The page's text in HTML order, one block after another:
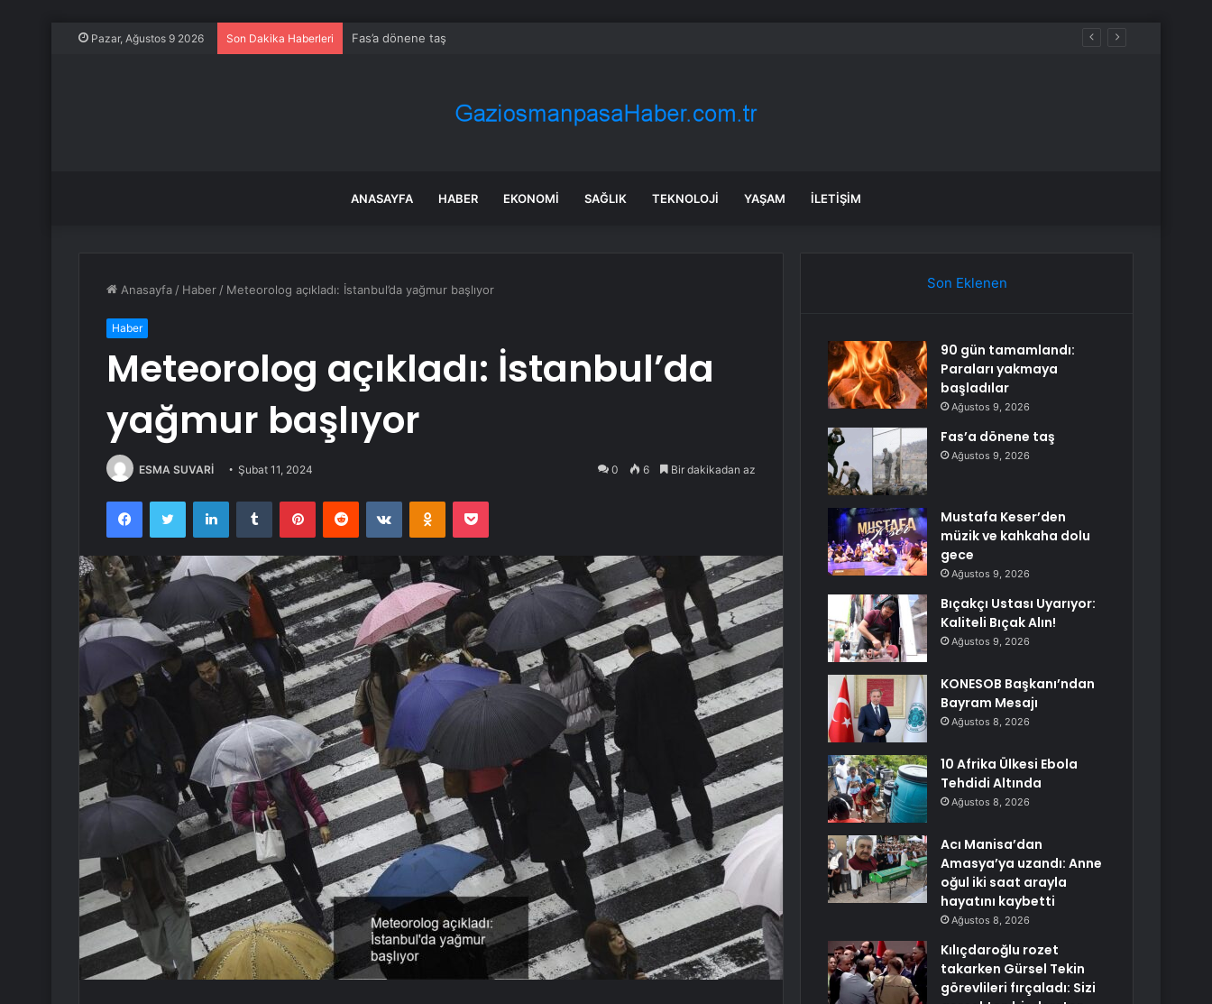
Pazar, Ağustos 9 2026 Son Dakika Haberleri Fas’a dönene taş
ANASAYFA HABER EKONOMI SAĞLIK TEKNOLOJI YAŞAM İLETIŞIM
Anasayfa / Haber / Meteorolog açıkladı: İstanbul’da yağmur başlıyor
Haber
Meteorolog açıkladı: İstanbul’da
yağmur başlıyor
ESMA SUVARİ Şubat 11, 2024 0 6 Bir dakikadan az
FacebookTwitter LinkedInTumblr PinterestReddit VKontakteOdnoklassniki
Pocket
Son Eklenen
90 gün tamamlandı:
Paraları yakmaya
başladılar
Ağustos 9, 2026
Fas’a dönene taş
Ağustos 9, 2026
Mustafa Keser’den
müzik ve kahkaha dolu
gece
Ağustos 9, 2026
Bıçakçı Ustası Uyarıyor:
Kaliteli Bıçak Alın!
Ağustos 9, 2026
KONESOB Başkanı’ndan
Bayram Mesajı
Ağustos 8, 2026
10 Afrika Ülkesi Ebola
Tehdidi Altında
Ağustos 8, 2026
Acı Manisa’dan
Amasya’ya uzandı: Anne
oğul iki saat arayla
hayatını kaybetti
Ağustos 8, 2026
Kılıçdaroğlu rozet
takarken Gürsel Tekin
görevlileri fırçaladı: Sizi